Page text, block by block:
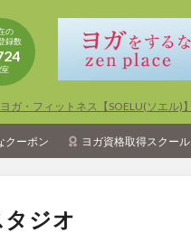
の
録数
室
ガ・フィットネス【SOELU(ソエル)】
クーポン ヨガ資格取得スクール
タジオ